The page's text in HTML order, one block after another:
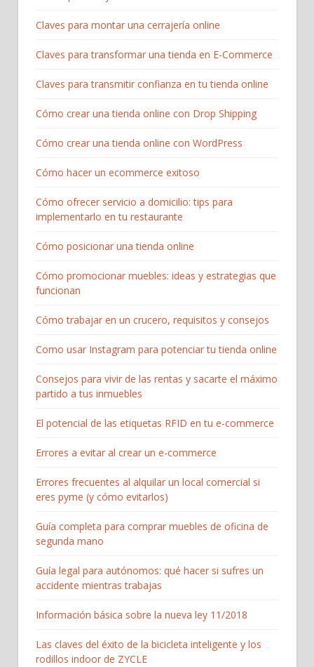
Claves para montar una cerrajería online
Claves para transformar una tienda en E-Commerce
Claves para transmitir confianza en tu tienda online
Cómo crear una tienda online con Drop Shipping
Cómo crear una tienda online con WordPress
Cómo hacer un ecommerce exitoso
Cómo ofrecer servicio a domicilio: tips para
implementarlo en tu restaurante
Cómo posicionar una tienda online
Cómo promocionar muebles: ideas y estrategias que
funcionan
Cómo trabajar en un crucero, requisitos y consejos
Como usar Instagram para potenciar tu tienda online
Consejos para vivir de las rentas y sacarte el máximo
partido a tus inmuebles
El potencial de las etiquetas RFID en tu e-commerce
Errores a evitar al crear un e-commerce
Errores frecuentes al alquilar un local comercial si
eres pyme (y cómo evitarlos)
Guía completa para comprar muebles de oficina de
segunda mano
Guía legal para autónomos: qué hacer si sufres un
accidente mientras trabajas
Información básica sobre la nueva ley 11/2018
Las claves del éxito de la bicicleta inteligente y los
rodillos indoor de ZYCLE